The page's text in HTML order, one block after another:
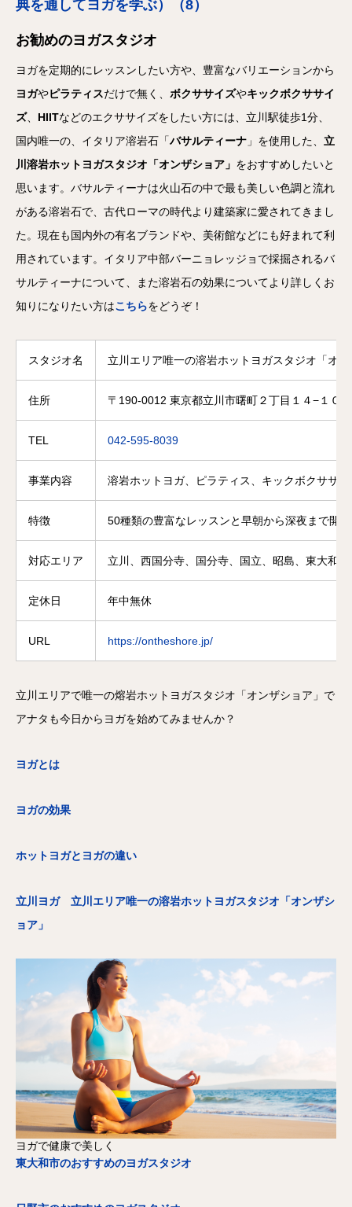
典を通してヨガを学ぶ）（8）
お勧めのヨガスタジオ
ヨガを定期的にレッスンしたい方や、豊富なバリエーションから
ヨガやピラティスだけで無く、 ボクササイズやキックボクササイ
ズ、 HIITなどのエクササイズをしたい方には、立川駅徒歩1分、
国内唯一の、イタリア溶岩石「バサルティーナ 」を使用した、 立
川溶岩ホットヨガスタジオ「オンザショア」 をおすすめしたいと
思います。バサルティーナは火山石の中で最も美しい色調と流れ
がある溶岩石で、古代ローマの時代より建築家に愛されてきまし
た。現在も国内外の有名ブランドや、美術館などにも好まれて利
用されています。イタリア中部バーニョレッジョで採掘されるバ
サルティーナについて、また溶岩石の効果についてより詳しくお
知りになりたい方はこちらをどうぞ！
スタジオ名 立川エリア唯一の溶岩ホットヨガスタジオ「オ
住所 〒190-0012 東京都立川市曙町２丁目１４−１０
TEL 042-595-8039
事業内容 溶岩ホットヨガ、ピラティス、キックボクササ
特徴 50種類の豊富なレッスンと早朝から深夜まで開
対応エリア 立川、西国分寺、国分寺、国立、昭島、東大和
定休日 年中無休
URL https://ontheshore.jp/
立川エリアで唯一の熔岩ホットヨガスタジオ「オンザショア」で
アナタも今日からヨガを始めてみませんか？
ヨガとは
ヨガの効果
ホットヨガとヨガの違い
立川ヨガ 立川エリア唯一の溶岩ホットヨガスタジオ「オンザシ
ョア」
ヨガで健康で美しく
東大和市のおすすめのヨガスタジオ